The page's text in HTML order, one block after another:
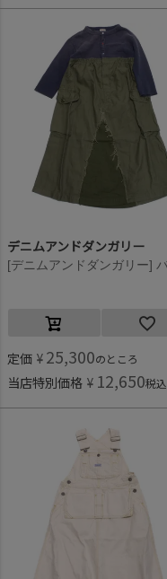
デニムアンドダンガリー
定価 ¥ 25,300のところ
当店特別価格 ¥ 12,650税込